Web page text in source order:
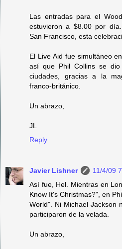
Las entradas para el
estuvieron a $8.00 por
San Francisco, esta
El Live Aid fue simultáneo
así que Phil Collins se
ciudades, gracias a la
franco-británico.
Un abrazo,
JL
Reply
Javier Lishner
11/4/09
Así fue, Hel. Mientras en
Know It's Christmas?", en
World". Ni Michael Jackson
participaron de la velada.
Un abrazo,